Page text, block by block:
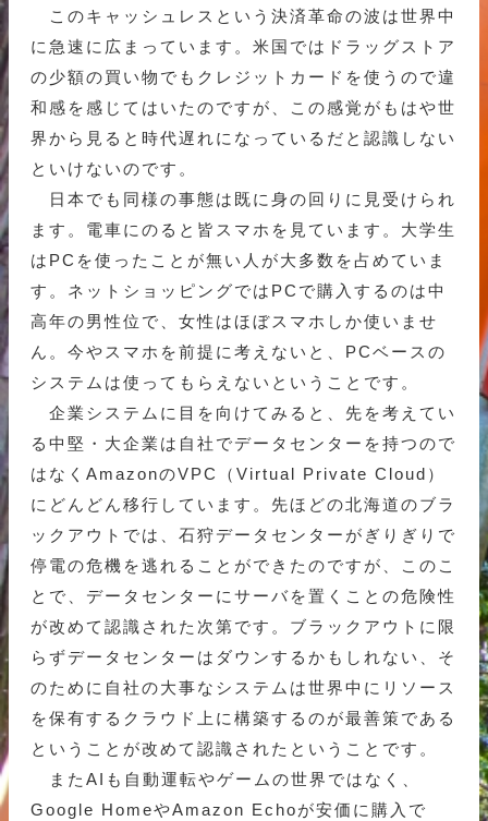
このキャッシュレスという決済革命の波は世界中
に急速に広まっています。米国ではドラッグストア
の少額の買い物でもクレジットカードを使うので違
和感を感じてはいたのですが、この感覚がもはや世
界から見ると時代遅れになっているだと認識しない
といけないのです。
日本でも同様の事態は既に身の回りに見受けられ
ます。電車にのると皆スマホを見ています。大学生
はPCを使ったことが無い人が大多数を占めていま
す。ネットショッピングではPCで購入するのは中
高年の男性位で、女性はほぼスマホしか使いませ
ん。今やスマホを前提に考えないと、PCベースの
システムは使ってもらえないということです。
企業システムに目を向けてみると、先を考えてい
る中堅・大企業は自社でデータセンターを持つので
はなくAmazonのVPC（Virtual Private Cloud）
にどんどん移行しています。先ほどの北海道のブラ
ックアウトでは、石狩データセンターがぎりぎりで
停電の危機を逃れることができたのですが、このこ
とで、データセンターにサーバを置くことの危険性
が改めて認識された次第です。ブラックアウトに限
らずデータセンターはダウンするかもしれない、そ
のために自社の大事なシステムは世界中にリソース
を保有するクラウド上に構築するのが最善策である
ということが改めて認識されたということです。
またAIも自動運転やゲームの世界ではなく、
Google HomeやAmazon Echoが安価に購入で